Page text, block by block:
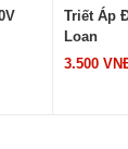
Triết Áp
Loan
3.500